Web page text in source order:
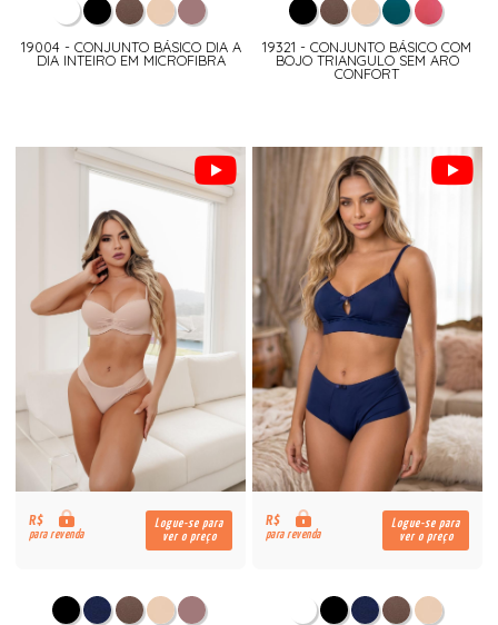
19004 - CONJUNTO BÁSICO DIA A
DIA INTEIRO EM MICROFIBRA
19321 - CONJUNTO BÁSICO COM
BOJO TRIANGULO SEM ARO
CONFORT
R$
para revenda
Logue-se para
ver o preço
R$
para revenda
Logue-se para
ver o preço